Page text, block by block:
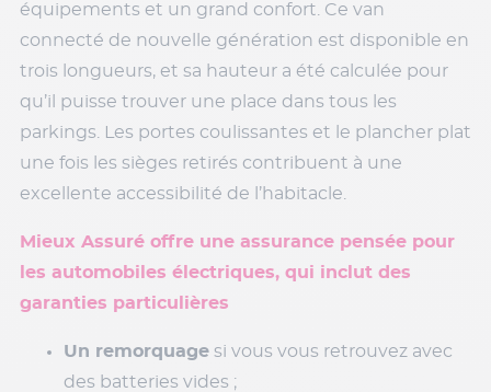
équipements et un grand confort. Ce van
connecté de nouvelle génération est disponible en
trois longueurs, et sa hauteur a été calculée pour
qu’il puisse trouver une place dans tous les
parkings. Les portes coulissantes et le plancher plat
une fois les sièges retirés contribuent à une
excellente accessibilité de l’habitacle.
Mieux Assuré offre une assurance pensée pour
les automobiles électriques, qui inclut des
garanties particulières
Un remorquage si vous vous retrouvez avec
des batteries vides ;